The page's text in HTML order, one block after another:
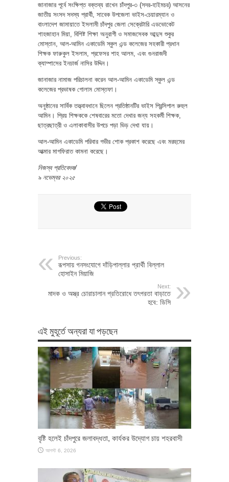
জানাজার পূর্বে সংক্ষিপ্ত বক্তব্য রাখেন চাঁদপুর-৩ (সদর-হাইমচর) আসনের
জাতীয় সংসদ সদস্য প্রার্থী, সাবেক উপজেলা ভাইস-চেয়ারম্যান ও
বাংলাদেশ জামায়াতে ইসলামী চাঁদপুর জেলা সেক্রেটারি এডভোকেট
শাহজাহান মিয়া, বিশিষ্ট শিক্ষা অনুরাগী ও সমাজসেবক আব্দুস শুকুর
মোস্তান, আল-আমিন একাডেমি স্কুল এন্ড কলেজের সহকারী প্রধান
শিক্ষক ফারুকুল ইসলাম, প্রফেসর শাহ আলম, এবং গুনরাজদী
ক্যাম্পাসের ইনচার্জ নাসির উদ্দিন।
জানাজার নামাজ পরিচালনা করেন আল-আমিন একাডেমি স্কুল এন্ড
কলেজের প্রভাষক গোলাম মোস্তফা।
অনুষ্ঠানের সার্বিক তত্ত্বাবধানে ছিলেন প্রতিষ্ঠানটির ভাইস প্রিন্সিপাল রুহুল
আমিন। প্রিয় শিক্ষককে শেষবারের মতো দেখার জন্য সহকর্মী শিক্ষক,
ছাত্রছাত্রী ও এলাকাবাসীর উপচে পড়া ভিড় দেখা যায়।
আল-আমিন একাডেমি পরিবার গভীর শোক প্রকাশ করেছে এবং মরহুমের
আত্মার মাগফিরাত কামনা করেছে।
নিজস্ব প্রতিবেদক/
৯ নভেম্বর ২০২৫
Previous:
রূপসায় গনসংযোগে দাঁড়িপাল্লার প্রার্থী বিল্লাল
হোসাইন মিয়াজি
Next:
মাদক ও অস্ত্র চোরাচালান প্রতিরোধে তৎপরতা বাড়াতে
হবে: ডিসি
এই মুহূর্তে অন্যরা যা পড়ছেন
বৃষ্টি হলেই চাঁদপুরে জলাবদ্ধতা, কার্যকর উদ্যোগ চায় শহরবাসী
আগস্ট 6, 2026